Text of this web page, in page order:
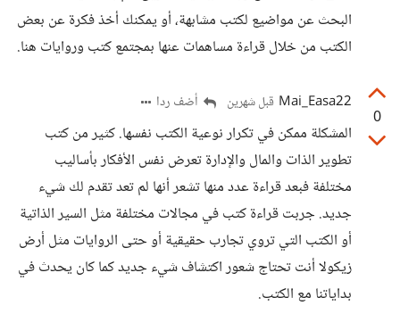
البحث عن مواضيع لكتب مشابهة، أو يمكنك أخذ فكرة عن بعض
الكتب من خلال قراءة مساهمات عنها بمجتمع كتب وروايات هنا.
0
Mai_Easa22 قبل شهرين أضف ردا
المشكلة ممكن في تكرار نوعية الكتب نفسها. كثير من كتب
تطوير الذات والمال والإدارة تعرض نفس الأفكار بأساليب
مختلفة فبعد قراءة عدد منها تشعر أنها لم تعد تقدم لك شيء
جديد. جربت قراءة كتب في مجالات مختلفة مثل السير الذاتية
أو الكتب التي تروي تجارب حقيقية أو حتى الروايات مثل أرض
زيكولا أنت تحتاج شعور اكتشاف شيء جديد كما كان يحدث في
بداياتنا مع الكتب.